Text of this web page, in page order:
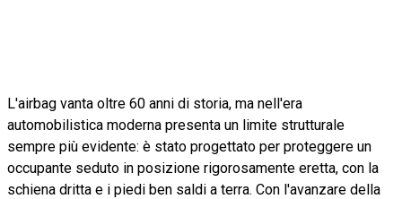
L'airbag vanta oltre 60 anni di storia, ma nell'era
automobilistica moderna presenta un limite strutturale
sempre più evidente: è stato progettato per proteggere un
occupante seduto in posizione rigorosamente eretta, con la
schiena dritta e i piedi ben saldi a terra. Con l'avanzare della